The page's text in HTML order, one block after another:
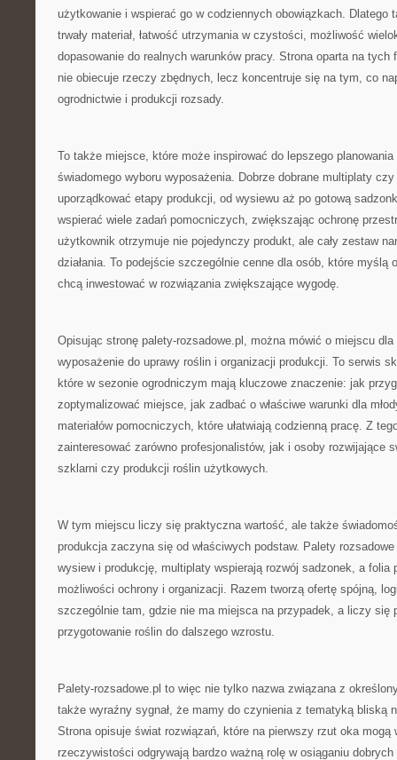
użytkowanie i wspierać go w codziennych obowiązkach. Dlatego
trwały materiał, łatwość utrzymania w czystości, możliwość
dopasowanie do realnych warunków pracy. Strona oparta na tych
nie obiecuje rzeczy zbędnych, lecz koncentruje się na tym, co
ogrodnictwie i produkcji rozsady.
To także miejsce, które może inspirować do lepszego
świadomego wyboru wyposażenia. Dobrze dobrane multiplaty
uporządkować etapy produkcji, od wysiewu aż po gotową
wspierać wiele zadań pomocniczych, zwiększając ochronę
użytkownik otrzymuje nie pojedynczy produkt, ale cały zestaw
działania. To podejście szczególnie cenne dla osób, które myślą
chcą inwestować w rozwiązania zwiększające wygodę.
Opisując stronę palety-rozsadowe.pl, można mówić o miejscu
wyposażenie do uprawy roślin i organizacji produkcji. To serwis
które w sezonie ogrodniczym mają kluczowe znaczenie: jak
zoptymalizować miejsce, jak zadbać o właściwe warunki dla
materiałów pomocniczych, które ułatwiają codzienną pracę. Z
zainteresować zarówno profesjonalistów, jak i osoby rozwijające
szklarni czy produkcji roślin użytkowych.
W tym miejscu liczy się praktyczna wartość, ale także
produkcja zaczyna się od właściwych podstaw. Palety
wysiew i produkcję, multiplaty wspierają rozwój sadzonek, a folia
możliwości ochrony i organizacji. Razem tworzą ofertę spójną,
szczególnie tam, gdzie nie ma miejsca na przypadek, a liczy się
przygotowanie roślin do dalszego wzrostu.
Palety-rozsadowe.pl to więc nie tylko nazwa związana z
także wyraźny sygnał, że mamy do czynienia z tematyką bliską
Strona opisuje świat rozwiązań, które na pierwszy rzut oka mogą
rzeczywistości odgrywają bardzo ważną rolę w osiąganiu